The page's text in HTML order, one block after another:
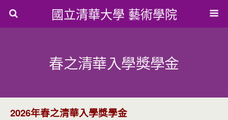
國立清華大學 藝術學院
春之清華入學獎學金
2026年春之清華入學獎學金